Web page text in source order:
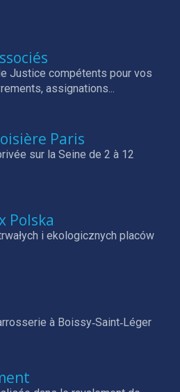
Justice compétents pour vos
assignations...
Paris
sur la Seine de 2 à 12
Polska
i ekologicznych placów
à Boissy‑Saint‑Léger